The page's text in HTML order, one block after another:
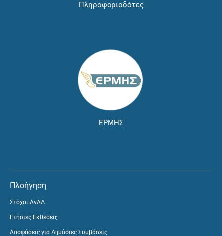
Πληροφοριοδότες
ΕΡΜΗΣ
Πλοήγηση
Στόχοι ΑνΑΔ
Ετήσιες Εκθέσεις
Αποφάσεις για Δημόσιες Συμβάσεις